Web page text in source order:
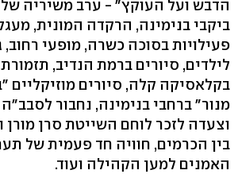
הדבש ועל העוקץ" - ערב משיריה
ביקבי בנימינה, הרקדה המונית,
פעילויות בסוכה כשרה, מופעי רחוב,
לילדים, סיורים ברמת הנדיב,
בקלאסיקה קלה, סיורים מוזיקליים
מנור" ברחבי בנימינה, נחבור
וצעדה לזכר לוחם השייטת סרן מורן
האמנים למען הקהילה ועוד.